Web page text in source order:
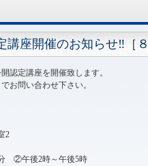
講座開催のお知らせ‼［
認定講座を開催致します。
お問い合わせ下さい。
2
②午後2時～午後5時